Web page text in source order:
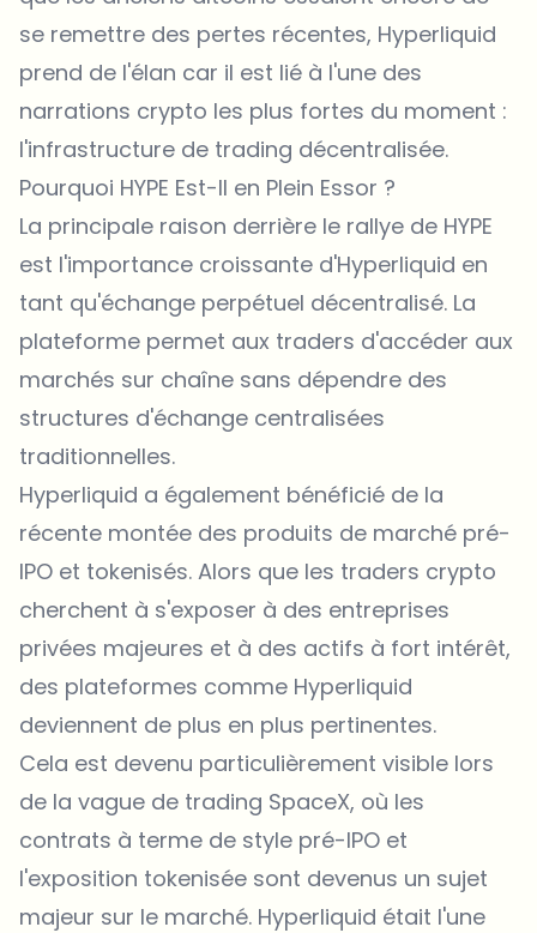
se remettre des pertes récentes, Hyperliquid
prend de l'élan car il est lié à l'une des
narrations crypto les plus fortes du moment :
l'infrastructure de trading décentralisée.
Pourquoi HYPE Est-Il en Plein Essor ?
La principale raison derrière le rallye de HYPE
est l'importance croissante d'Hyperliquid en
tant qu'échange perpétuel décentralisé. La
plateforme permet aux traders d'accéder aux
marchés sur chaîne sans dépendre des
structures d'échange centralisées
traditionnelles.
Hyperliquid a également bénéficié de la
récente montée des produits de marché pré-
IPO et tokenisés. Alors que les traders crypto
cherchent à s'exposer à des entreprises
privées majeures et à des actifs à fort intérêt,
des plateformes comme Hyperliquid
deviennent de plus en plus pertinentes.
Cela est devenu particulièrement visible lors
de la vague de trading SpaceX, où les
contrats à terme de style pré-IPO et
l'exposition tokenisée sont devenus un sujet
majeur sur le marché. Hyperliquid était l'une